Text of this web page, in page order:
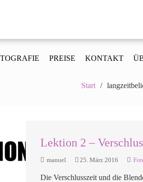
PREISE KONTAKT
Start
Lektion 2 –
manuel 25. März 2016
Die Verschlusszeit und die